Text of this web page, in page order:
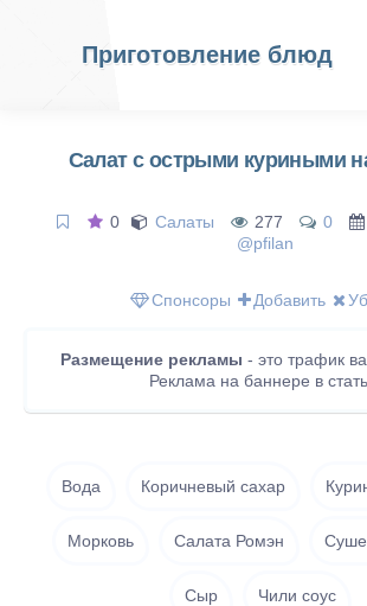
Приготовление блюд
Салат с острыми куриными
0 Салаты 277 0
@pfilan
Спонсоры Добавить
Размещение рекламы - это трафик
Реклама на баннере в
Вода Коричневый сахар
Морковь Салата Ромэн
Сыр Чили соус